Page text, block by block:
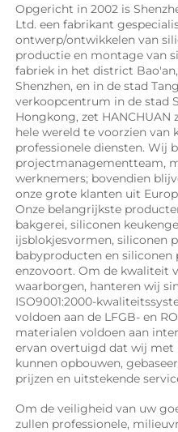
Opgericht in 2002 is
Ltd. een fabrikant
ontwerp/ontwikkelen van
productie en montage van
fabriek in het district
Shenzhen, en in de stad
verkoopcentrum in de stad
Hongkong, zet
hele wereld te voorzien
professionele diensten. Wij
projectmanagementteam,
werknemers; bovendien
onze grote klanten uit
Onze belangrijkste
bakgerei, siliconen
ijsblokjesvormen, siliconen
babyproducten en siliconen
enzovoort. Om de kwaliteit
waarborgen, hanteren wij
ISO9001:2000-
voldoen aan de LFGB- en
materialen voldoen aan
ervan overtuigd dat wij met
kunnen opbouwen,
prijzen en uitstekende
Om de veiligheid van uw
zullen professionele,